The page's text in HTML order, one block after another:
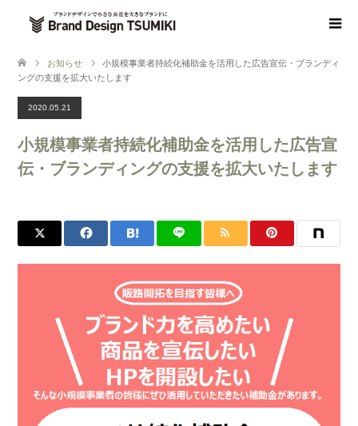
お知らせ
小規模事業者持続化補助金を活用した広告宣伝・ブランディ
ングの支援を拡大いたします
2020.05.21
小規模事業者持続化補助金を活用した広告宣
伝・ブランディングの支援を拡大いたします